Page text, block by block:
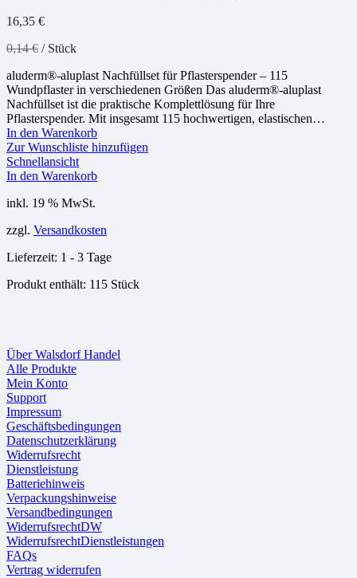
16,35 €
0,14€ / Stück
aluderm®-aluplast Nachfüllset für Pflasterspender – 115
Wundpflaster in verschiedenen Größen Das aluderm®-aluplast
Nachfüllset ist die praktische Komplettlösung für Ihre
Pflasterspender. Mit insgesamt 115 hochwertigen, elastischen…
In den Warenkorb
Zur Wunschliste hinzufügen
Schnellansicht
In den Warenkorb
inkl. 19 % MwSt.
zzgl. Versandkosten
Lieferzeit: 1 - 3 Tage
Produkt enthält: 115 Stück
Über Walsdorf Handel
Alle Produkte
Mein Konto
Support
Impressum
Geschäftsbedingungen
Datenschutzerklärung
Widerrufsrecht
Dienstleistung
Batteriehinweis
Verpackungshinweise
Versandbedingungen
WiderrufsrechtDW
WiderrufsrechtDienstleistungen
FAQs
Vertrag widerrufen